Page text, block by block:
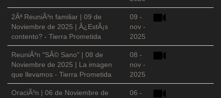
2Âª ReuniÃ³n familiar | 09 de
Noviembre de 2025 | Â¿EstÃ¡s
contento? - Tierra Prometida
09 -
nov -
2025
ReuniÃ³n "SÃ© Sano" | 08 de
Noviembre de 2025 | La imagen
que llevamos - Tierra Prometida
08 -
nov -
2025
OraciÃ³n | 06 de Noviembre de
06 -